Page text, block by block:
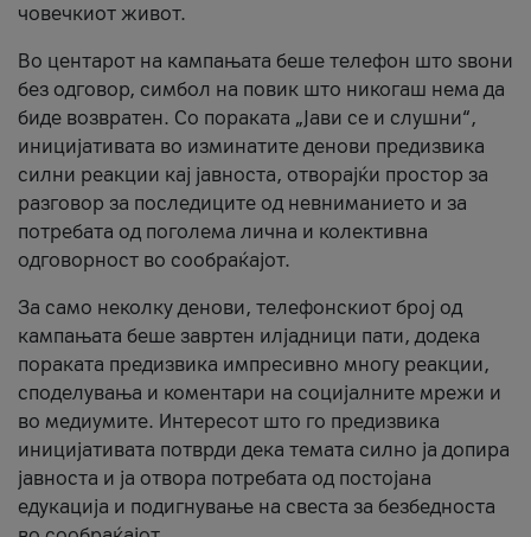
човечкиот живот.
Во центарот на кампањата беше телефон што ѕвони
без одговор, симбол на повик што никогаш нема да
биде возвратен. Со пораката „Јави се и слушни“,
иницијативата во изминатите денови предизвика
силни реакции кај јавноста, отворајќи простор за
разговор за последиците од невниманието и за
потребата од поголема лична и колективна
одговорност во сообраќајот.
За само неколку денови, телефонскиот број од
кампањата беше завртен илјадници пати, додека
пораката предизвика импресивно многу реакции,
споделувања и коментари на социјалните мрежи и
во медиумите. Интересот што го предизвика
иницијативата потврди дека темата силно ја допира
јавноста и ја отвора потребата од постојана
едукација и подигнување на свеста за безбедноста